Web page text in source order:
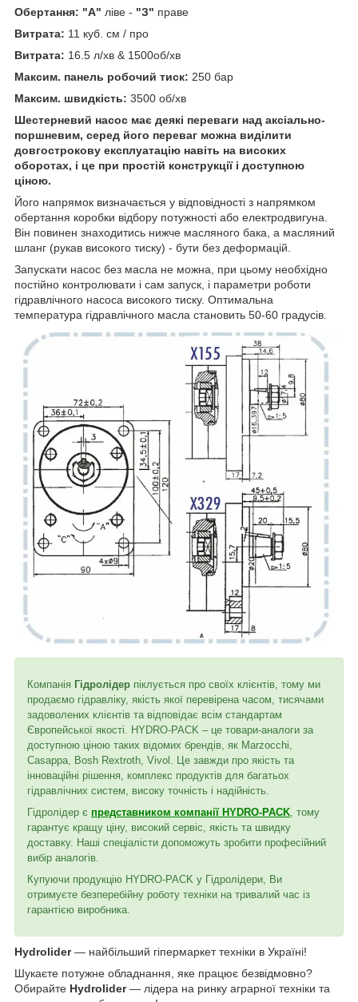
Обертання: "А" ліве - "З" праве
Витрата: 11 куб. см / про
Витрата: 16.5 л/хв & 1500об/хв
Максим. панель робочий тиск: 250 бар
Максим. швидкість: 3500 об/хв
Шестерневий насос має деякі переваги над аксіально-
поршневим, серед його переваг можна виділити
довгострокову експлуатацію навіть на високих
оборотах, і це при простій конструкції і доступною
ціною.
Його напрямок визначається у відповідності з напрямком
обертання коробки відбору потужності або електродвигуна.
Він повинен знаходитись нижче масляного бака, а масляний
шланг (рукав високого тиску) - бути без деформацій.
Запускати насос без масла не можна, при цьому необхідно
постійно контролювати і сам запуск, і параметри роботи
гідравлічного насоса високого тиску. Оптимальна
температура гідравлічного масла становить 50-60 градусів.
Компанія Гідролідер піклується про своїх клієнтів, тому ми
продаємо гідравліку, якість якої перевірена часом, тисячами
задоволених клієнтів та відповідає всім стандартам
Європейської якості. HYDRO-PACK – це товари-аналоги за
доступною ціною таких відомих брендів, як Marzocchi,
Casappa, Bosh Rextroth, Vivol. Це завжди про якість та
інноваційні рішення, комплекс продуктів для багатьох
гідравлічних систем, високу точність і надійність.
Гідролідер є представником компанії HYDRO-PACK , тому
гарантує кращу ціну, високий сервіс, якість та швидку
доставку. Наші спеціалісти допоможуть зробити професійний
вибір аналогів.
Купуючи продукцію HYDRO-PACK у Гідролідери, Ви
отримуєте безперебійну роботу техніки на тривалий час із
гарантією виробника.
Hydrolider— найбільший гіпермаркет техніки в Україні!
Шукаєте потужне обладнання, яке працює безвідмовно?
Обирайте Hydrolider— лідера на ринку аграрної техніки та